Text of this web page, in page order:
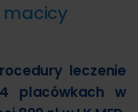
macicy
leczenie
placówkach w